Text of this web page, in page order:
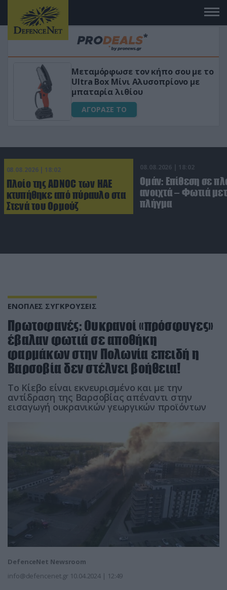
με το
«Μαγική» φόρμουλα τριβόλι +
για αύξηση της λίμπιντο
ΑΓΟΡΑΣΕ ΤΟ
08.08.2026 | 18:02
Πλοίο της ADNOC των ΗΑΕ
κτυπήθηκε από πύραυλο στα
Στενά του Ορμούζ
08.08.2026 | 18:02
Ομάν: Επίθεση σε
ανοιχτά – Φωτιά
πλήγμα
ΕΝΟΠΛΕΣ ΣΥΓΚΡΟΥΣΕΙΣ
Πρωτοφανές: Oυκρανοί «πρόσφυγες»
έβαλαν φωτιά σε αποθήκη
φαρμάκων στην Πολωνία επειδή η
Βαρσοβία δεν στέλνει βοήθεια!
Το Κίεβο είναι εκνευρισμένο και με την
αντίδραση της Βαρσοβίας απέναντι στην
εισαγωγή ουκρανικών γεωργικών προϊόντων
DefenceNet Newsroom
info@defencenet.gr 10.04.2024 | 12:49